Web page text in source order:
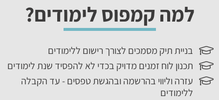
למה קמפוס לימודים?
בניית תיק מסמכים לצורך רישום ללימודים
תכנון לוח זמנים מדויק בכדי לא להפסיד שנת לימודים
עזרה וליווי בהרשמה ובהגשת טפסים - עד הקבלה
ללימודים